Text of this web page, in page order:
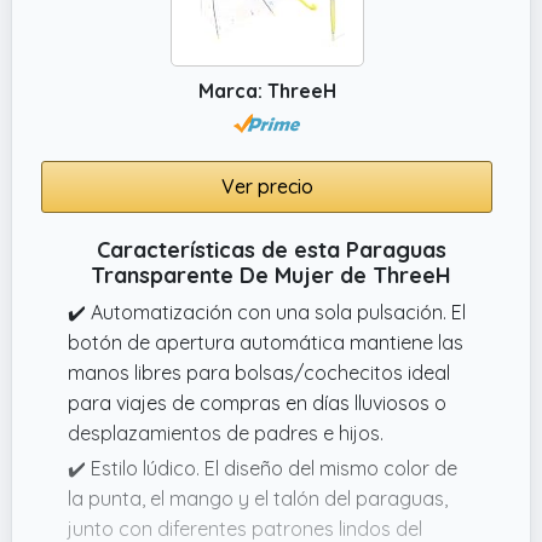
Marca: ThreeH
Ver precio
Características de esta Paraguas
Transparente De Mujer de ThreeH
✔️ Automatización con una sola pulsación. El
botón de apertura automática mantiene las
manos libres para bolsas/cochecitos ideal
para viajes de compras en días lluviosos o
desplazamientos de padres e hijos.
✔️ Estilo lúdico. El diseño del mismo color de
la punta, el mango y el talón del paraguas,
junto con diferentes patrones lindos del